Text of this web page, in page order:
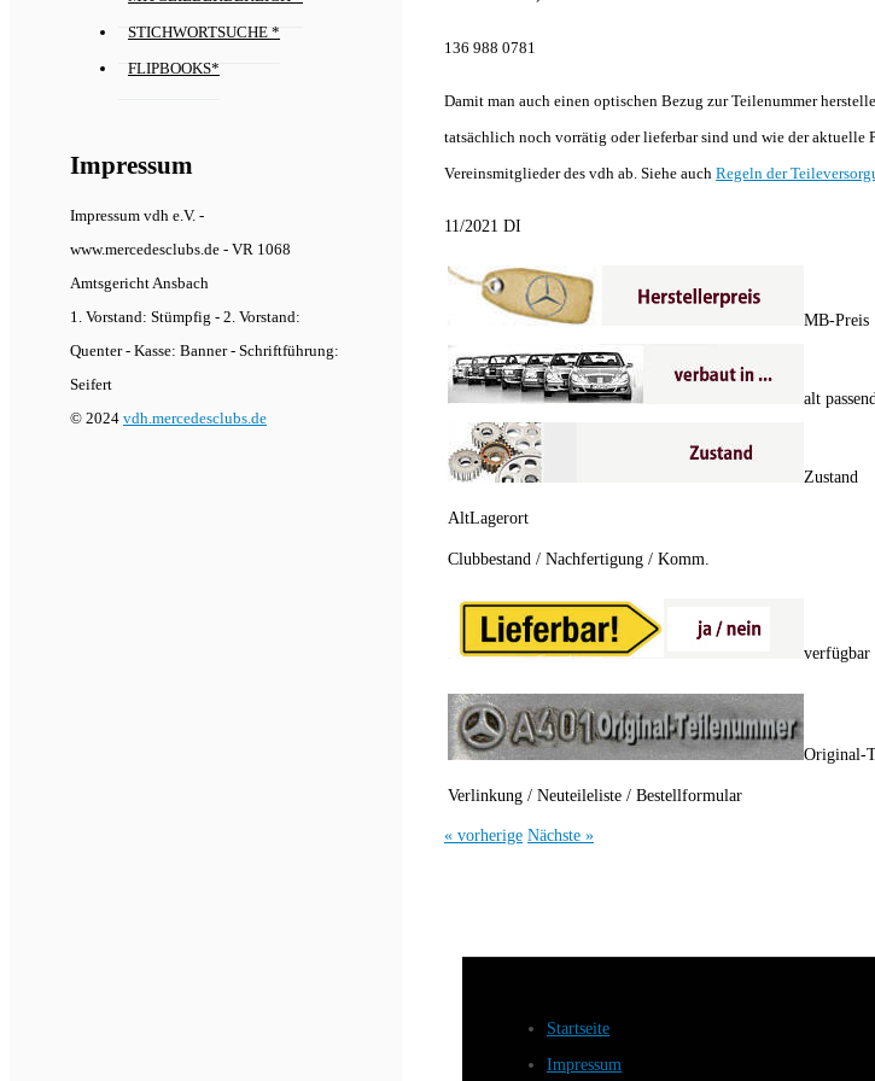
STICHWORTSUCHE *
FLIPBOOKS*
Impressum
Impressum vdh e.V. -
www.mercedesclubs.de - VR 1068
Amtsgericht Ansbach
1. Vorstand: Stümpfig - 2. Vorstand:
Quenter - Kasse: Banner - Schriftführung:
Seifert
© 2024 vdh.mercedesclubs.de
136 988 0781
Damit man auch einen optischen Bezug zur Teilenummer
tatsächlich noch vorrätig oder lieferbar sind und wie der aktuelle
Vereinsmitglieder des vdh ab. Siehe auch Regeln der
11/2021 DI
MB-Preis
alt
Zustand
AltLagerort
Clubbestand / Nachfertigung / Komm.
verfügbar
Original-
Verlinkung / Neuteileliste / Bestellformular
« vorherige Nächste »
Startseite
Impressum